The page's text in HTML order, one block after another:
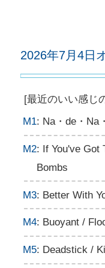
2026年7月4日
[最近のいい感じ
M1: Na・de・Na
M2: If You've Got
Bombs
M3: Better With
M4: Buoyant /
M5: Deadstick /